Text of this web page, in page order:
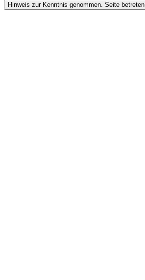
Hinweis zur Kenntnis genommen. Seite betreten.